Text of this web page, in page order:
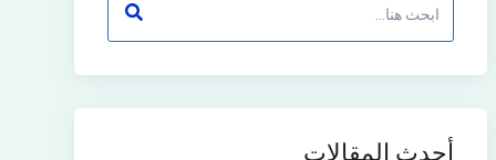
أحدث المقالات